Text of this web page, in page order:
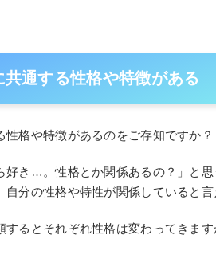
共通する性格や特徴がある
性格や特徴があるのをご存知ですか？
好き…。性格とか関係あるの？」と
分の性格や特性が関係していると言
するとそれぞれ性格は変わってきま